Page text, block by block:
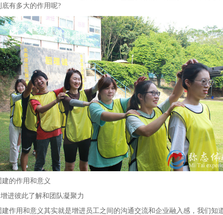
底有多大的作用呢?
建的作用和意义
进彼此了解和团队凝聚力
建作用和意义其实就是增进员工之间的沟通交流和企业融入感，我们知